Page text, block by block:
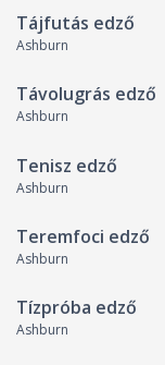
Tájfutás edző
Ashburn
Távolugrás edző
Ashburn
Tenisz edző
Ashburn
Teremfoci edző
Ashburn
Tízpróba edző
Ashburn